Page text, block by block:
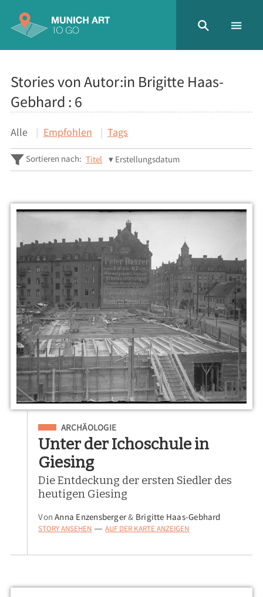
Stories von Autor:in Brigitte Haas-
Gebhard : 6
Alle Empfohlen Tags
Sortieren nach: Titel Erstellungsdatum
Eingeordnet unter
ARCHÄOLOGIE
Unter der Ichoschule in
Giesing
Die Entdeckung der ersten Siedler des
heutigen Giesing
VonAnna Enzensberger& Brigitte Haas-Gebhard
STORY ANSEHEN — AUF DER KARTE ANZEIGEN